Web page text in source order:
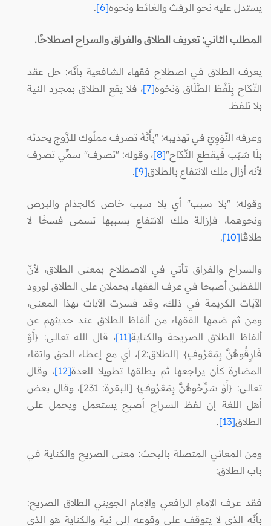
يستدل عليه نحو الرفث والغائط ونحوه[6]
.
المطلب الثاني: تعريف الطلاق والفراق والسراح اصطلاحًا.
يعرف الطلاق في اصطلاح فقهاء الشافعية بأنَّه: حل عقد
النّكَاح بِلَفْظ الطَّلَاق وَنحْوه[7]
، فلا يقع الطلاق بمجرد النية
بلا تلفظ.
وعرفه النّوَوِيّ في تهذيبه: "بِأَنَّهُ تصرف مملُوك للزَّوج يحدثه
بلَا سَبَب فَيقطع النِّكَاح"[8]
، وقوله: "تصرف" سمِّي تصرف
لأنه أزال ملك الانتفاع بالطلاق[9]
.
وقوله: "بلا سبب" أي بلا سبب خاص كالجذام والبرص
ونحوهما، فإزالة ملك الانتفاع بسببها تسمى فسخَا لا
طلاقًا[10]
.
والسراح والفراق تأتي في الاصطلاح بمعنى الطلاق، لأنّ
اللفظين أصبحا في عرف الفقهاء يحملان على الطلاق لورود
الآيات الكريمة في ذلك، وقد فسرت الآيات بهذا المعنى،
ومن ثم ضمها الفقهاء من ألفاظ الطلاق عند حديثهم عن
ألفاظ الطلاق الصريحة والكناية[11]
، قال الله تعالى: {أَوْ
فَارِقُوهُنَّ بِمَعْرُوفٍ} [الطلاق:2]، أي مع إعطاء الحق واتقاء
المضارة كأن يراجعها ثم يطلقها تطويلا للعدة[12]
، وقال
تعالى: {أَوْ سَرِّحُوهُنَّ بِمَعْرُوفٍ} [البقرة: 231]، وقال بعض
أهل اللغة إن لفظ السراح أصبح يستعمل ويحمل على
الطلاق[13]
.
ومن المعاني المتصلة بالبحث: معنى الصريح والكناية في
باب الطلاق:
فقد عرف الإمام الرافعي والإمام الجويني الطلاق الصريح:
بأنّه الذي لا يتوقف على وقوعه إلى نية والكناية هو الذي